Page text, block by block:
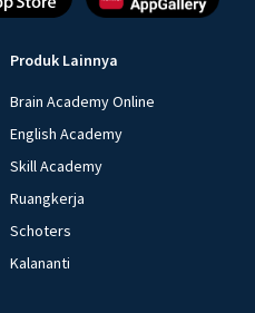
Produk Lainnya
Brain Academy Online
English Academy
Skill Academy
Ruangkerja
Schoters
Kalananti